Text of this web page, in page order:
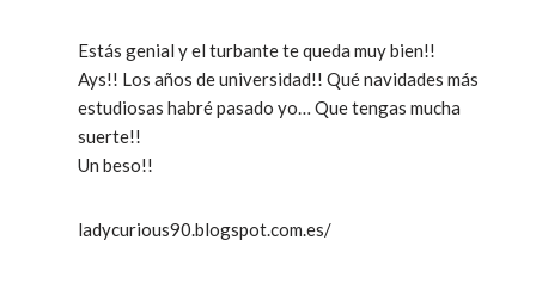
Estás genial y el turbante te queda muy bien!!
Ays!! Los años de universidad!! Qué navidades más
estudiosas habré pasado yo… Que tengas mucha
suerte!!
Un beso!!
ladycurious90.blogspot.com.es/